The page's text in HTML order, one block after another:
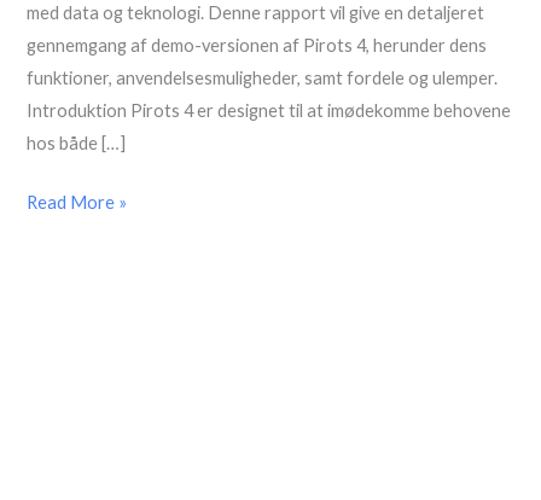
med data og teknologi. Denne rapport vil give en detaljeret
gennemgang af demo-versionen af Pirots 4, herunder dens
funktioner, anvendelsesmuligheder, samt fordele og ulemper.
Introduktion Pirots 4 er designet til at imødekomme behovene
hos både […]
Read More »